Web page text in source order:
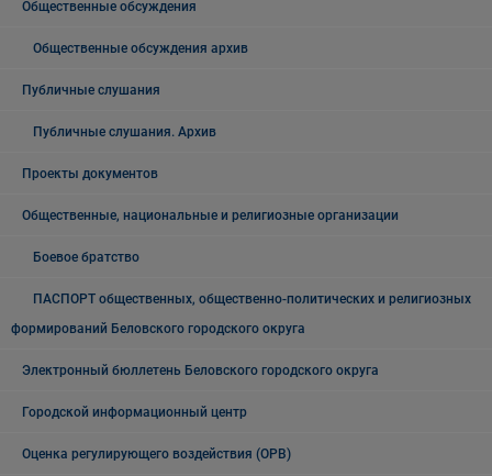
Общественные обсуждения
Общественные обсуждения архив
Публичные слушания
Публичные слушания. Архив
Проекты документов
Общественные, национальные и религиозные организации
Боевое братство
ПАСПОРТ общественных, общественно-политических и религиозных
формирований Беловского городского округа
Электронный бюллетень Беловского городского округа
Городской информационный центр
Оценка регулирующего воздействия (ОРВ)